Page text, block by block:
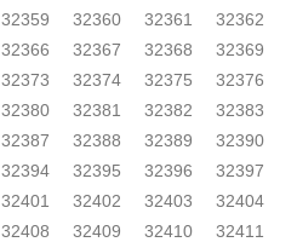
32359 32360 32361
32362
32366 32367 32368
32369
32373 32374 32375
32376
32380 32381 32382
32383
32387 32388 32389
32390
32394 32395 32396
32397
32401 32402 32403
32404
32408 32409 32410
32411